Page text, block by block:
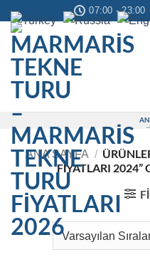
atla
07:00 - 23:00
ANA SAYFA /
FIYATLARI 2024”